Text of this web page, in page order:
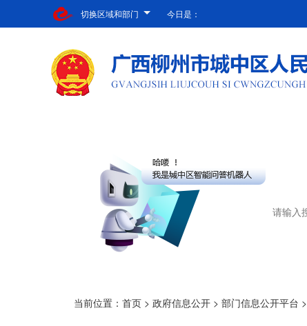
切换区域和部门 今日是：
当前位置： 首页 > 政府信息公开 > 部门信息公开平台 >